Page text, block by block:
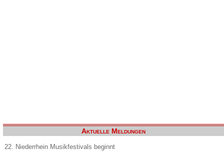
Aktuelle Meldungen
22. Niederrhein Musikfestivals beginnt